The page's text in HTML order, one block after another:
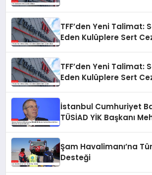
TFF’den Yeni Talimat:
Eden Kulüplere Sert
TFF’den Yeni Talimat:
Eden Kulüplere Sert
İstanbul Cumhuriyet
TÜSİAD YİK Başkanı
Şam Havalimanı’na
Desteği